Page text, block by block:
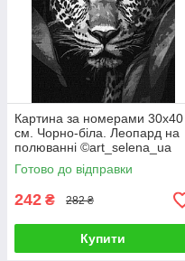
Картина за номерами 30х40
см. Чорно-біла. Леопард на
полюванні ©art_selena_ua
Ідейка. KHO6670
Готово до відправки
242 ₴ 282 ₴
Купити